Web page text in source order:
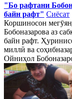
"Бо рафтани
байн рафт" Сиёсат
Коршиносон
Бобоназарова аз
байн рафт.
миллӣ ва
Ойниҳол